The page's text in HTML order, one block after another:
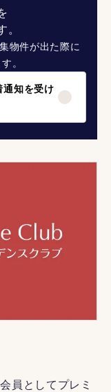
。
物件が出た際に
。
通知を受け
員としてプレミ